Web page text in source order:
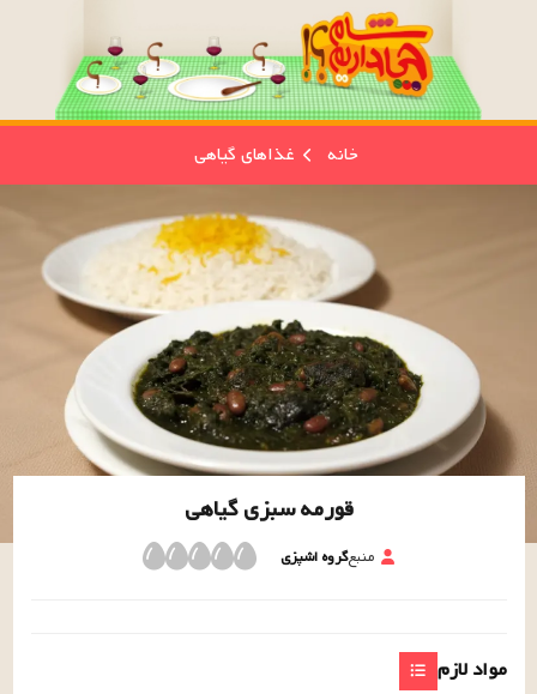
خانه غذاهای گیاهی
قورمه سبزی گیاهی
منبعگروه اشپزی
مواد لازم